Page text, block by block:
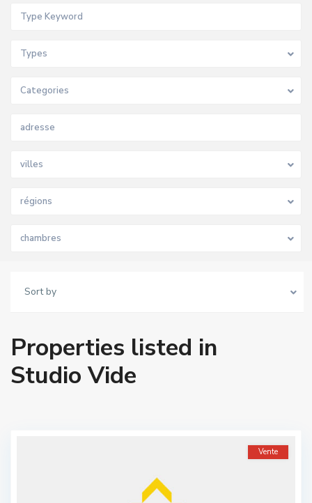
Types
Categories
villes
régions
chambres
Sort by
Properties listed in
Studio Vide
Vente